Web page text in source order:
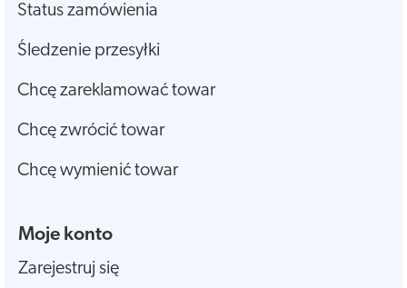
Status zamówienia
Śledzenie przesyłki
Chcę zareklamować towar
Chcę zwrócić towar
Chcę wymienić towar
Moje konto
Zarejestruj się